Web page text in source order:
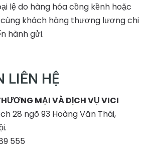
lệ do hàng hóa cồng kềnh hoặc
cùng khách hàng thương lượng chi
hành gửi.
LIÊN HỆ
MẠI VÀ DỊCH VỤ VICI
28 ngõ 93 Hoàng Văn Thái,
555